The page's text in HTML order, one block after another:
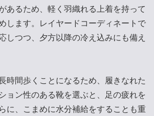
あるため、軽く羽織れる上着を持って
します。レイヤードコーディネートで
しつつ、夕方以降の冷え込みにも備え
時間歩くことになるため、履きなれた
ョン性のある靴を選ぶと、足の疲れを
に、こまめに水分補給をすることも重